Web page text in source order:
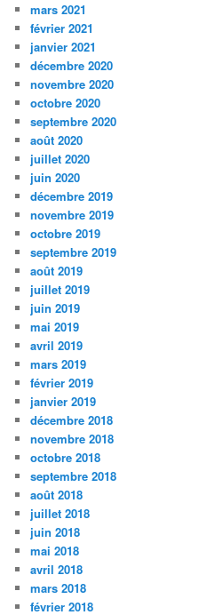
mars 2021
février 2021
janvier 2021
décembre 2020
novembre 2020
octobre 2020
septembre 2020
août 2020
juillet 2020
juin 2020
décembre 2019
novembre 2019
octobre 2019
septembre 2019
août 2019
juillet 2019
juin 2019
mai 2019
avril 2019
mars 2019
février 2019
janvier 2019
décembre 2018
novembre 2018
octobre 2018
septembre 2018
août 2018
juillet 2018
juin 2018
mai 2018
avril 2018
mars 2018
février 2018